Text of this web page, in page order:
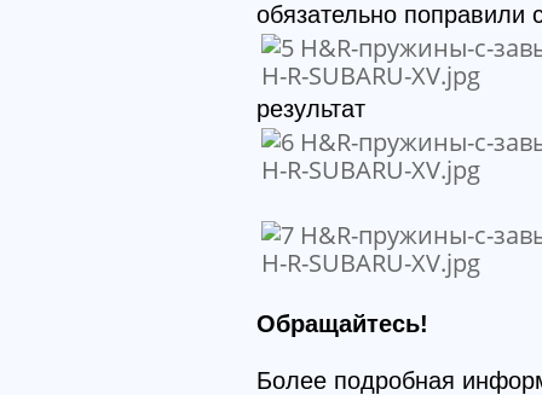
обязательно поправили
результат
Обращайтесь!
Более подробная